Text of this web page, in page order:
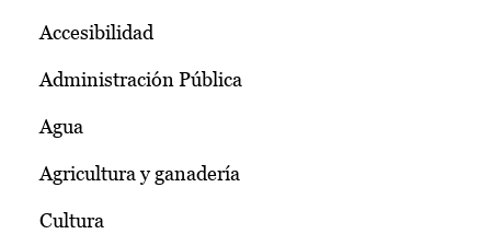
Accesibilidad
Administración Pública
Agua
Agricultura y ganadería
Cultura